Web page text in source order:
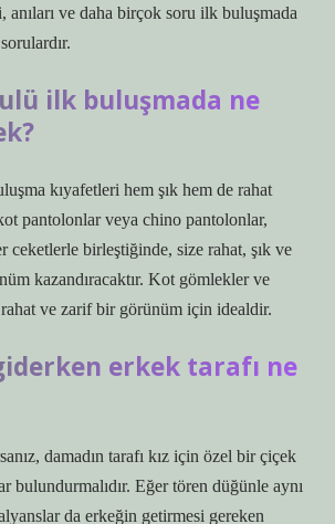
anıları ve daha birçok soru ilk buluşmada
ilk buluşmada ne
kıyafetleri hem şık hem de rahat
pantolonlar veya chino pantolonlar,
ceketlerle birleştiğinde, size rahat, şık ve
kazandıracaktır. Kot gömlekler ve
ve zarif bir görünüm için idealdir.
erkek tarafı ne
damadın tarafı kız için özel bir çiçek
bulundurmalıdır. Eğer tören düğünle aynı
da erkeğin getirmesi gereken